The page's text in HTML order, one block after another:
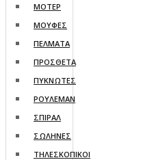
ΜΟΤΕΡ
ΜΟΥΦΕΣ
ΠΕΛΜΑΤΑ
ΠΡΟΣΘΕΤΑ
ΠΥΚΝΩΤΕΣ
ΡΟΥΛΕΜΑΝ
ΣΠΙΡΑΛ
ΣΩΛΗΝΕΣ
ΤΗΛΕΣΚΟΠΙΚΟΙ